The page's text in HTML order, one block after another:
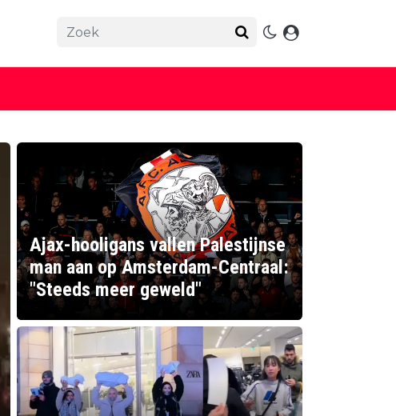
Ajax-hooligans vallen Palestijnse
man aan op Amsterdam-Centraal:
"Steeds meer geweld"